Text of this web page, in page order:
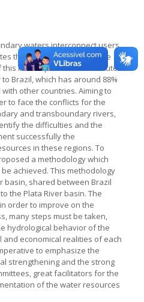
waters interconnect users
through the use of a single
interdependenceconstitutes
Brazil, which has around 88%
other countries. Aiming to
to face the conflicts for the
and transboundary rivers,
the difficulties and the
successfully the
in these regions. To
a methodology which
achieved. This methodology
basin, shared between Brazil
the Plata River basin. The
order to improve on the
many steps must be taken,
hydrological behavior of the
and economical realities of each
to emphasize the
strengthening and the strong
great facilitators for the
of the water resources